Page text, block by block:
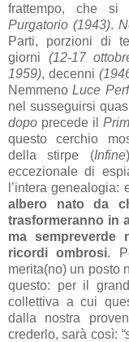
frattempo, che si
Purgatorio (1943).
Parti, porzioni di
giorni (12-17
1959), decenni
NemmenoLuce
nel susseguirsi
dopo precede il
questo cerchio
della stirpe (Infine
eccezionale di
l’intera genealogia:
albero nato da
trasformeranno in
ma sempreverde
ricordi ombrosi.
merita(no) un posto
questo: per il
collettiva a cui
dalla nostra
crederlo, sarà così: